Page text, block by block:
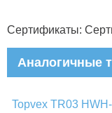
Сертификаты:
Аналогичные
Topvex TR03